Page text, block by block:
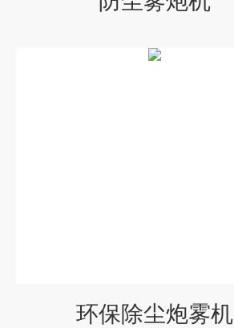
环保除尘炮雾机